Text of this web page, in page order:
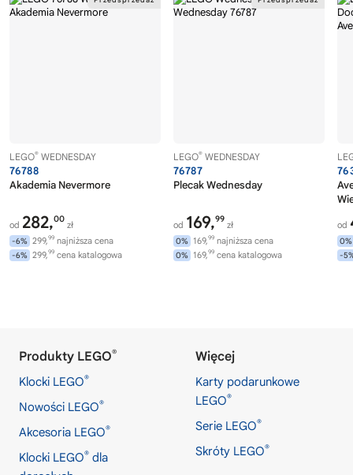
LEGO® WEDNESDAY
76788
Akademia Nevermore
od 282,00
zł
-6% 299,99 najniższa cena
-6% 299,99 cena katalogowa
LEGO® WEDNESDAY
76787
Plecak Wednesday
od 169,99
zł
0% 169,99 najniższa cena
0% 169,99 cena katalogowa
od
0%
-
Produkty LEGO®
Klocki LEGO®
Nowości LEGO®
Akcesoria LEGO®
Klocki LEGO® dla
Więcej
Karty podarunkowe
LEGO®
Serie LEGO®
Skróty LEGO®